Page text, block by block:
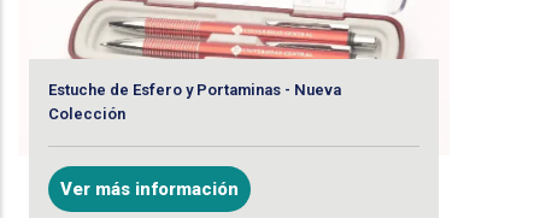
Estuche de Esfero y Portaminas - Nueva
Colección
Ver más información